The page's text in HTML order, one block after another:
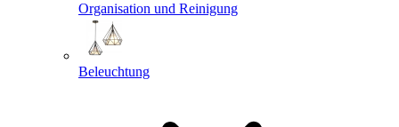
Organisation und Reinigung
Beleuchtung